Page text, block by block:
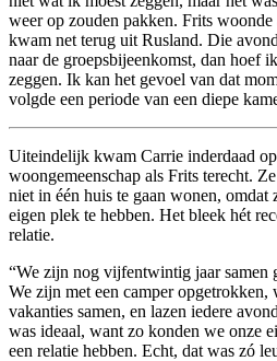
weer op zouden pakken. Frits woonde
kwam net terug uit Rusland. Die
naar de groepsbijeenkomst, dan hoef
zeggen. Ik kan het gevoel van dat
volgde een periode van een diepe
Uiteindelijk kwam Carrie inderdaad
woongemeenschap als Frits terecht.
niet in één huis te gaan wonen, omdat
eigen plek te hebben. Het bleek hét
relatie.
“We zijn nog vijfentwintig jaar samen
We zijn met een camper opgetrokken,
vakanties samen, en lazen iedere
was ideaal, want zo konden we onze
een relatie hebben. Echt, dat was zó